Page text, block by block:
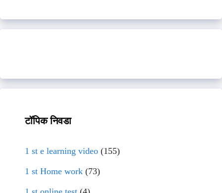
टॉपिक निवडा
1 st e learning video (155)
1 st Home work (73)